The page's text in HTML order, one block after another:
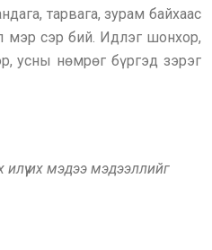
тарвага, зурам байхаас
мэр сэр бий. Идлэг шонхор,
усны нөмрөг бүргэд зэрэг
их мэдээ мэдээллийг